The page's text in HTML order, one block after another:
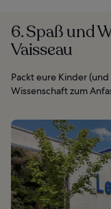
6. Spaß und
Vaisseau
Packt eure Kinder
Wissenschaft zum